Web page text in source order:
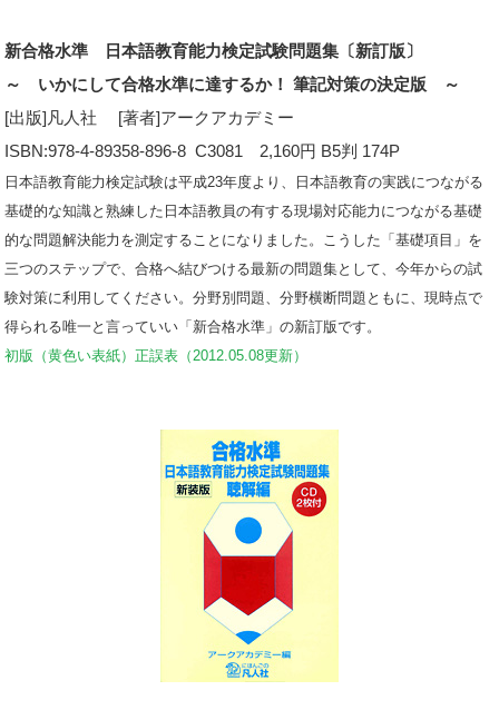
新合格水準 日本語教育能力検定試験問題集〔新訂版〕
～ いかにして合格水準に達するか！ 筆記対策の決定版 ～
[出版]凡人社 [著者]アークアカデミー
ISBN:978-4-89358-896-8 C3081 2,160円 B5判 174P
日本語教育能力検定試験は平成23年度より、日本語教育の実践につながる
基礎的な知識と熟練した日本語教員の有する現場対応能力につながる基礎
的な問題解決能力を測定することになりました。こうした「基礎項目」を
三つのステップで、合格へ結びつける最新の問題集として、今年からの試
験対策に利用してください。分野別問題、分野横断問題ともに、現時点で
得られる唯一と言っていい「新合格水準」の新訂版です。
初版（黄色い表紙）正誤表（2012.05.08更新）